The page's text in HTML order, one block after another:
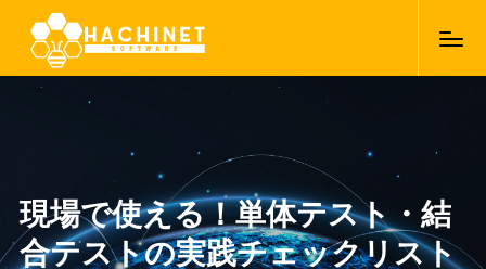
現場で使える！単体テスト・結
合テストの実践チェックリスト